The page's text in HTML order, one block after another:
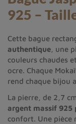
925 –
Cette bague
authentique , une
couleurs chaudes
ocre. Chaque
rend chaque bijou
La pierre, de 2,7
argent massif 925
confort. Une pièce